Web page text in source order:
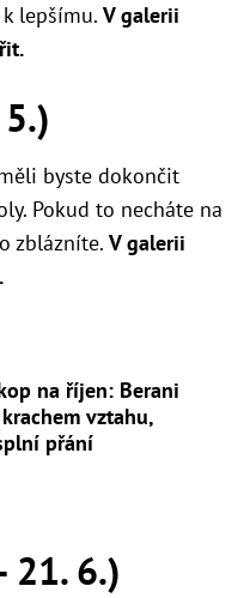
lepšímu. V galerii
byste dokončit
Pokud to necháte na
zblázníte. V galerii
na říjen: Berani
vztahu,
přání
21. 6.)